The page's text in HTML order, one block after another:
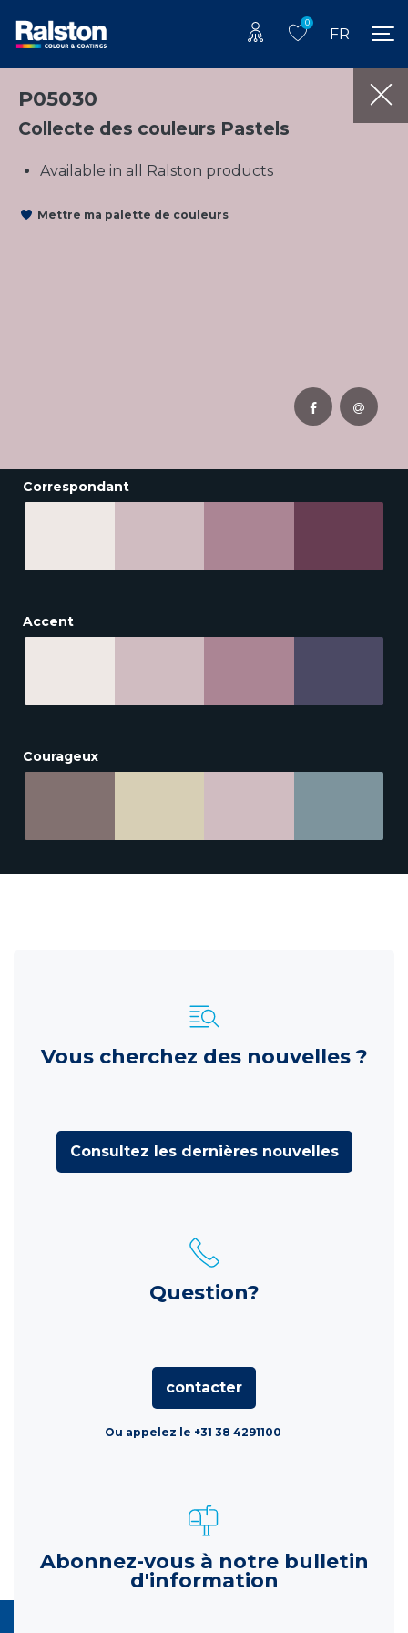
0
FR
P05030
Collecte des couleurs Pastels
Available in all Ralston products
Mettre ma palette de couleurs
Correspondant
Accent
Courageux
Vous cherchez des nouvelles ?
Consultez les dernières nouvelles
Question?
contacter
Ou appelez le +31 38 4291100
Abonnez-vous à notre bulletin
d'information